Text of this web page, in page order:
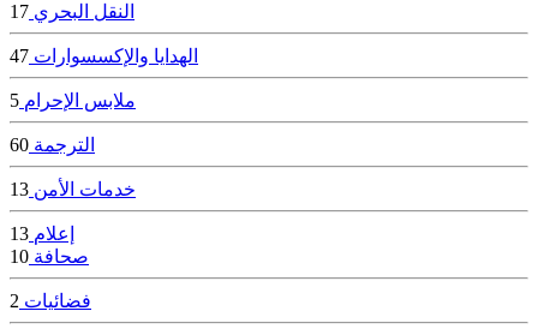
النقل البحري 17
الهدايا والإكسسوارات 47
ملابس الإحرام 5
الترجمة 60
خدمات الأمن 13
إعلام 13
صحافة 10
فضائيات 2